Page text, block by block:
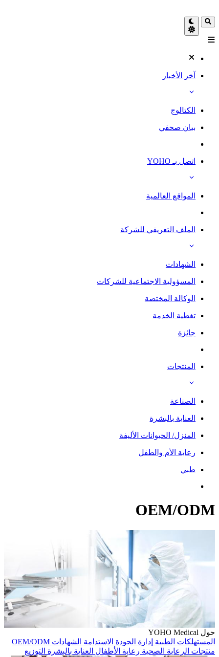
آخر الأخبار
الكتالوج
بيان صحفي
اتصل بـ YOHO
المواقع العالمية
الملف التعريفي للشركة
الشهادات
المسؤولية الاجتماعية للشركات
الوكالة المختصة
تغطية الخدمة
جائزة
المنتجات
الصناعة
العناية بالبشرة
المنزل/ الحيوانات الأليفة
رعاية الأم والطفل
طبي
OEM/ODM
حول YOHO Medical
المستهلكات الطبية إدارة الجودة الاستدامة الشهادات OEM/ODM
منتجات الرعاية الصحية رعاية الأطفال العناية بالبشرة التوزيع